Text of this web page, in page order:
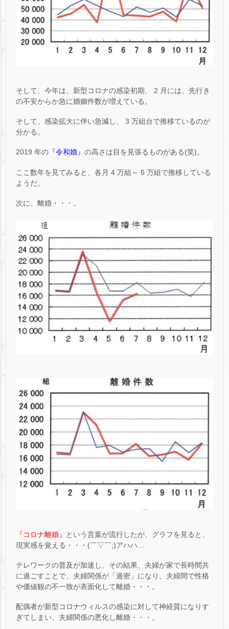
そして、今年は、新型コロナの感染初期、 2 月には、先行き
の不安からか急に婚姻件数が増えている。
そして、感染拡大に伴い急減し、 3 万組台で推移ているのが
分かる。
2019 年の 『令和婚』 の高さは目を見張るものがある(笑)。
ここ数年を見てみると、各月 4 万組～ 6 万組で推移している
ようだ。
次に、離婚・・・。
『コロナ離婚』
という言葉が流行したが、グラフを見ると、
現実感を覚える・・・(￣▽￣;)アハハ…
テレワークの普及が加速し、その結果、夫婦が家で長時間共
に過ごすことで、夫婦関係が「過密」になり、夫婦間で性格
や価値観の不一致が表面化して離婚・・・。
配偶者が新型コロナウィルスの感染に対して神経質になりす
ぎてしまい、夫婦関係の悪化し離婚・・・。